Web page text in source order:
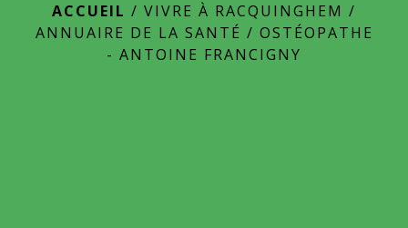
ACCUEIL / VIVRE À RACQUINGHEM /
ANNUAIRE DE LA SANTÉ / OSTÉOPATHE
- ANTOINE FRANCIGNY